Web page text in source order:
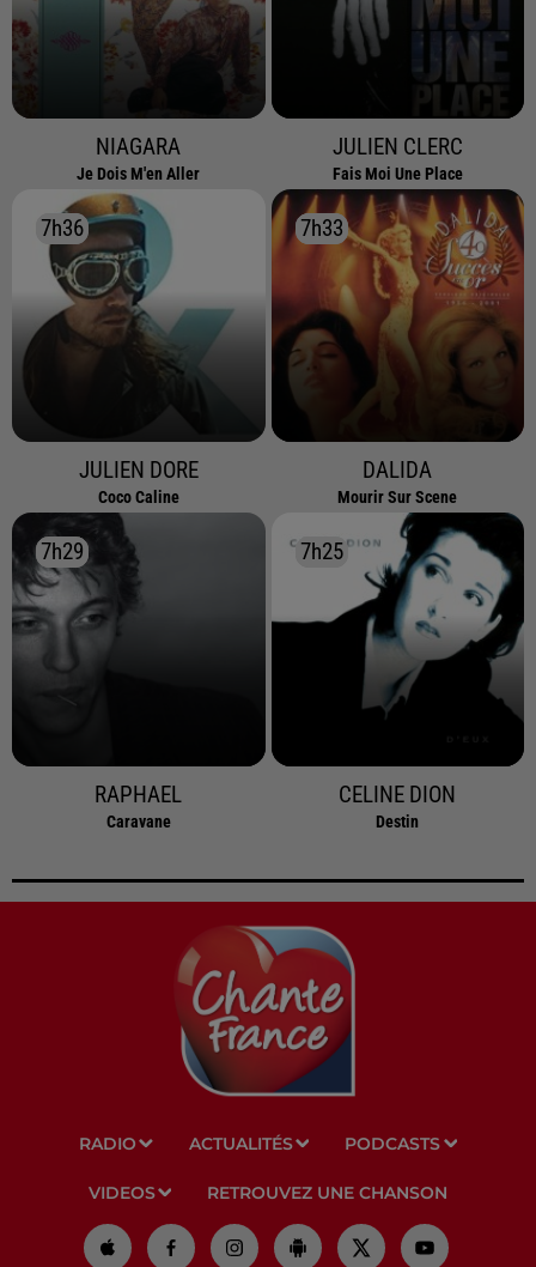
NIAGARA
Je Dois M'en Aller
JULIEN CLERC
Fais Moi Une Place
7h36
7h36
JULIEN DORE
Coco Caline
7h33
7h33
DALIDA
Mourir Sur Scene
7h29
7h29
RAPHAEL
Caravane
7h25
7h25
CELINE DION
Destin
RADIO ACTUALITÉS PODCASTS
VIDEOS RETROUVEZ UNE CHANSON